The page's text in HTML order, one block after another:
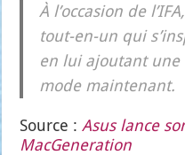
À l’oc­ca­sion de
tout-en-un qui
en lui ajou­tant une
mode main­te­nant.
Source :Asus lance
Mac­Ge­ne­ra­tion